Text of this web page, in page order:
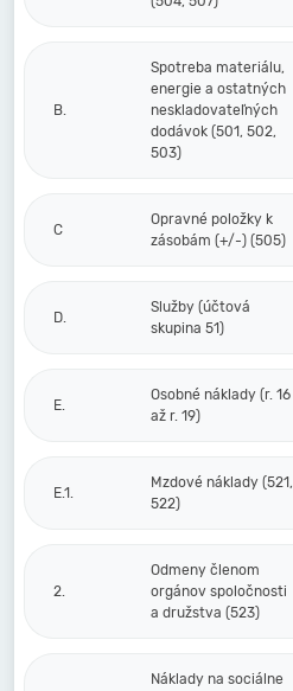
B.
Spotreba materiálu,
energie a ostatných
neskladovateľných
dodávok (501, 502,
503)
C
Opravné položky k
zásobám (+/-) (505)
D.
Služby (účtová
skupina 51)
E.
Osobné náklady (r. 16
až r. 19)
E.1.
Mzdové náklady (521,
522)
2.
Odmeny členom
orgánov spoločnosti
a družstva (523)
Náklady na sociálne